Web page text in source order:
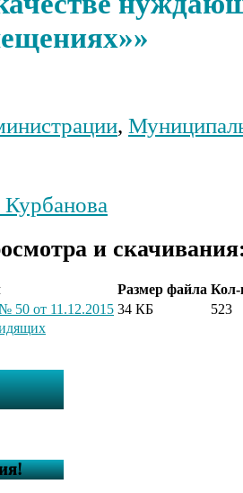
,
Курбанова
и
Размер файла Кол-
50 от 11.12.2015 34 КБ
523